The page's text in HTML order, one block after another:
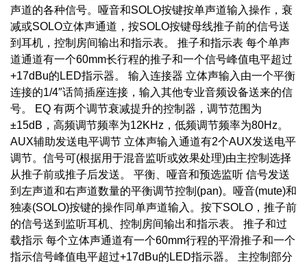
声道的各种信号。哑音和SOLO按键按单声道输入操作，衰
减或SOLO立体声通道，按SOLO按键母线推子前的信号送
到耳机，控制房间输出和指示表。 推子和指示表 每个单声
道通道有一个60mm长行程的推子和一个信号峰值电平超过
+17dBu的LED指示器。 输入连接器 立体声输入由一个平衡
连接的1/4″话筒插座连接，输入其他专业音频设备送来的信
号。 EQ 有两个调节衰减提升的控制器，调节范围为
±15dB，高频调节频率为12KHz，低频调节频率为80Hz。
AUX辅助发送电平调节 立体声输入通道有2个AUX发送电平
调节。信号可(根据用于混音监听或效果处理)由主控制选择
从推子前或推子后发送。 平衡、哑音和预选监听 信号发送
到左声道和右声道数量的平衡调节控制(pan)。哑音(mute)和
独凑(SOLO)按键的操作同单声道输入。按下SOLO，推子前
的信号送到监听耳机、控制房间输出和指示表。 推子和过
载指示 每个立体声通道有一个60mm行程的平滑推子和一个
指示信号峰值电平超过+17dBu的LED指示器。 主控制部分